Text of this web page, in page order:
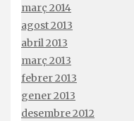
març 2014
agost 2013
abril 2013
març 2013
febrer 2013
gener 2013
desembre 2012